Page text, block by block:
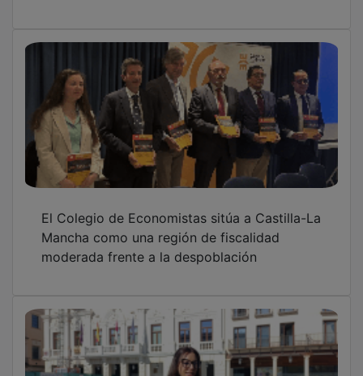
El PSOE denuncia que Hacienda intervendrá
por segunda al Ayuntamiento por
inestabilidad presupuestaria